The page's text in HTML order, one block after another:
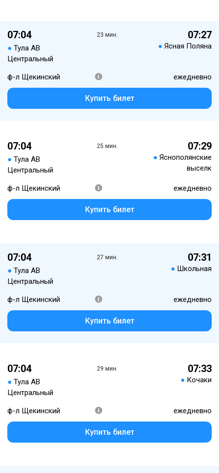
07:04
● Тула АВ
Центральный
23 мин. 07:27
● Ясная Поляна
ф-л Щекинский ежедневно
Купить билет
07:04
● Тула АВ
Центральный
25 мин. 07:29
● Яснополянские
выселк
ф-л Щекинский ежедневно
Купить билет
07:04
● Тула АВ
Центральный
27 мин. 07:31
● Школьная
ф-л Щекинский ежедневно
Купить билет
07:04
● Тула АВ
Центральный
29 мин. 07:33
● Кочаки
ф-л Щекинский ежедневно
Купить билет